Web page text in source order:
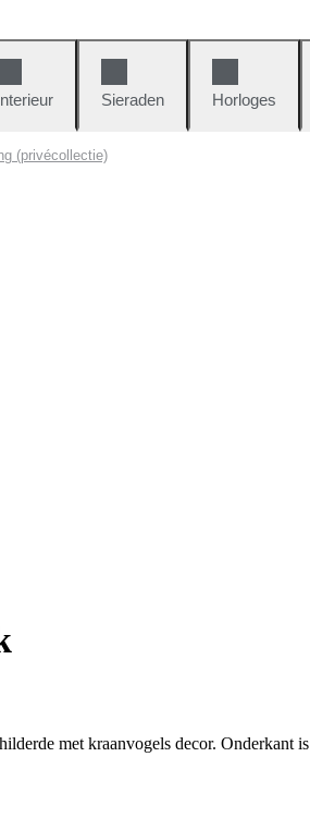
Sieraden Horloges
(privécollectie)
met kraanvogels decor. Onderkant is